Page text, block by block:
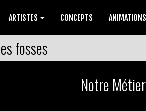
ARTISTES CONCEPTS ANIMATIONS
fosses
Notre Métier